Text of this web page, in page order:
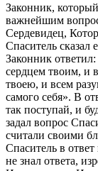
Законник,
важнейшим
Сердевидец,
Спаситель сказал
Законник
сердцем твоим, и
твоею, и всем
самого себя». В
так поступай, и
задал вопрос
считали своими
Спаситель в
не знал ответа,